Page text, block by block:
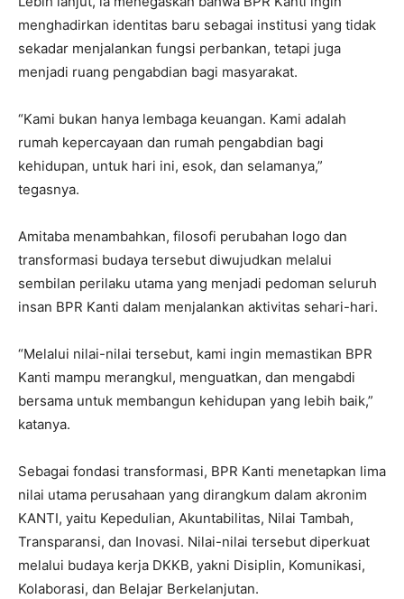
menghadirkan identitas baru sebagai institusi yang tidak
sekadar menjalankan fungsi perbankan, tetapi juga
menjadi ruang pengabdian bagi masyarakat.
“Kami bukan hanya lembaga keuangan. Kami adalah
rumah kepercayaan dan rumah pengabdian bagi
kehidupan, untuk hari ini, esok, dan selamanya,”
tegasnya.
Amitaba menambahkan, filosofi perubahan logo dan
transformasi budaya tersebut diwujudkan melalui
sembilan perilaku utama yang menjadi pedoman seluruh
insan BPR Kanti dalam menjalankan aktivitas sehari-hari.
“Melalui nilai-nilai tersebut, kami ingin memastikan BPR
Kanti mampu merangkul, menguatkan, dan mengabdi
bersama untuk membangun kehidupan yang lebih baik,”
katanya.
Sebagai fondasi transformasi, BPR Kanti menetapkan lima
nilai utama perusahaan yang dirangkum dalam akronim
KANTI, yaitu Kepedulian, Akuntabilitas, Nilai Tambah,
Transparansi, dan Inovasi. Nilai-nilai tersebut diperkuat
melalui budaya kerja DKKB, yakni Disiplin, Komunikasi,
Kolaborasi, dan Belajar Berkelanjutan.